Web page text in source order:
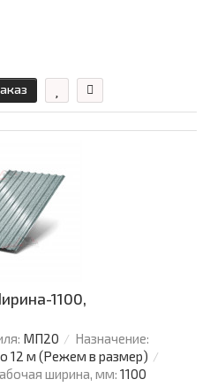
1100,
МП20
Назначение:
12 м (Режем в размер)
ширина, мм: 1100